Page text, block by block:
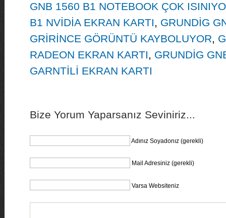
GNB 1560 B1 NOTEBOOK ÇOK
B1 NVİDİA EKRAN KARTI, GRUNDİG
GRİRİNCE GÖRÜNTÜ KAYBOLUYOR,
RADEON EKRAN KARTI, GRUNDİG
GARNTİLİ EKRAN KARTI
Bize Yorum Yaparsanız Seviniriz...
Adınız Soyadonız (gerekli)
Mail Adresiniz (gerekli)
Varsa Websiteniz